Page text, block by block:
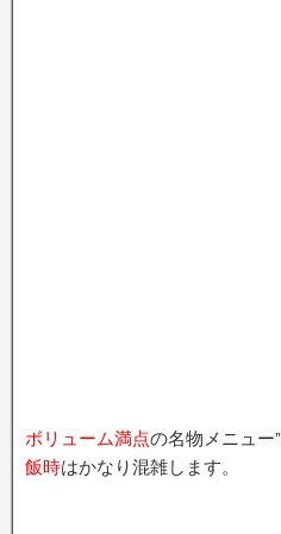
ボリューム満点の名物メニュー”
飯時はかなり混雑します。